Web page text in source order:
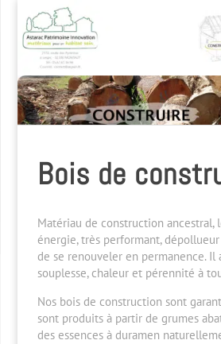
Bois de
Matériau de construction ancestral,
énergie, très performant, dépollueur
de se renouveler en permanence. Il
souplesse, chaleur et pérennité à
Nos bois de construction sont
sont produits à partir de grumes
des essences à duramen